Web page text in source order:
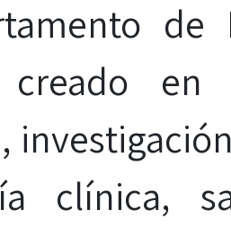
de
creado en
clínica,